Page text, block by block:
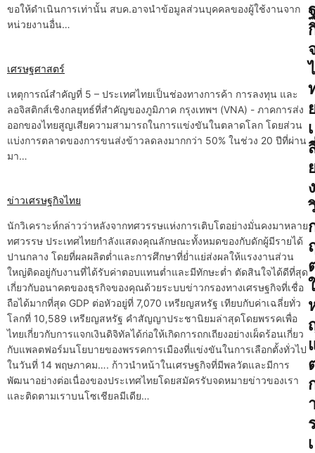
ขอให้ดำเนินการเท่านั้น สบค.อาจนำข้อมูลส่วนบุคคลของผู้ใช้งานจาก
หน่วยงานอื่น…
เศรษฐศาสตร์
เหตุการณ์สำคัญที่ 5 – ประเทศไทยเป็นช่องทางการค้า การลงทุน และ
ลอจิสติกส์เชิงกลยุทธ์ที่สำคัญของภูมิภาค กรุงเทพฯ (VNA) - ภาคการส่ง
ออกของไทยสูญเสียความสามารถในการแข่งขันในตลาดโลก โดยส่วน
แบ่งการตลาดของการขนส่งข้าวลดลงมากกว่า 50% ในช่วง 20 ปีที่ผ่าน
มา…
ข่าวเศรษฐกิจไทย
นักวิเคราะห์กล่าวว่าหลังจากทศวรรษแห่งการเติบโตอย่างมั่นคงมาหลาย
ทศวรรษ ประเทศไทยกำลังแสดงคุณลักษณะทั้งหมดของกับดักผู้มีรายได้
ปานกลาง โดยที่ผลผลิตต่ำและการศึกษาที่ย่ำแย่ส่งผลให้แรงงานส่วน
ใหญ่ติดอยู่กับงานที่ได้รับค่าตอบแทนต่ำและมีทักษะต่ำ ตัดสินใจได้ดีที่สุด
เกี่ยวกับอนาคตของธุรกิจของคุณด้วยระบบข่าวกรองทางเศรษฐกิจที่เชื่อ
ถือได้มากที่สุด GDP ต่อหัวอยู่ที่ 7,070 เหรียญสหรัฐ เทียบกับค่าเฉลี่ยทั่ว
โลกที่ 10,589 เหรียญสหรัฐ คำสัญญาประชานิยมล่าสุดโดยพรรคเพื่อ
ไทยเกี่ยวกับการแจกเงินดิจิทัลได้ก่อให้เกิดการถกเถียงอย่างเผ็ดร้อนเกี่ยว
กับแพลตฟอร์มนโยบายของพรรคการเมืองที่แข่งขันในการเลือกตั้งทั่วไป
ในวันที่ 14 พฤษภาคม…. ก้าวนำหน้าในเศรษฐกิจที่มีพลวัตและมีการ
พัฒนาอย่างต่อเนื่องของประเทศไทยโดยสมัครรับจดหมายข่าวของเรา
และติดตามเราบนโซเชียลมีเดีย…
a
i
o
n
ไ
เ
ง
ใ
เ